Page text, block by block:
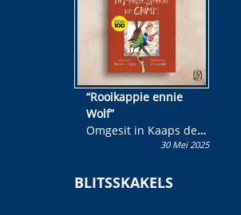
“Rooikappie ennie
Wolf”
Omgesit in Kaaps deur
Olivia M. Coetzee30 Mei 2025
BLITSSKAKELS